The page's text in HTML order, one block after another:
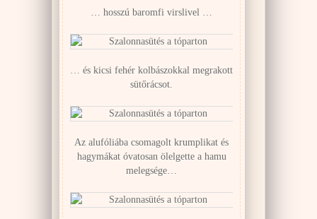
… hosszú baromfi virslivel …
… és kicsi fehér kolbászokkal megrakott
sütőrácsot.
Az alufóliába csomagolt krumplikat és
hagymákat óvatosan ölelgette a hamu
melegsége…